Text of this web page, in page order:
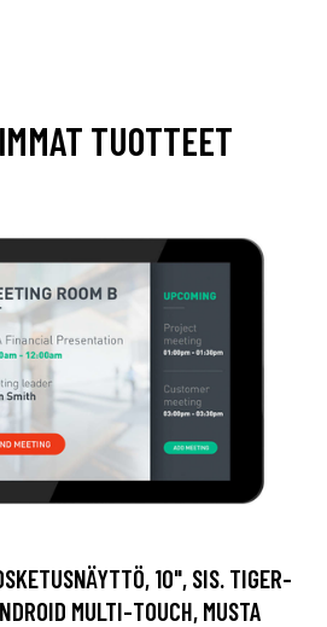
TUOTTEET
10", SIS. TIGER-
MULTI-TOUCH, MUSTA